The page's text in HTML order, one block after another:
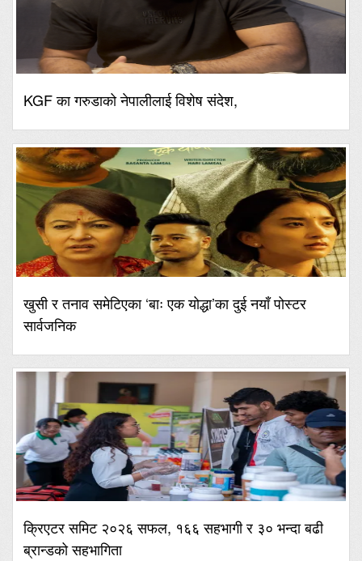
KGF का गरुडाको नेपालीलाई विशेष संदेश,
खुसी र तनाव समेटिएका ‘बाः एक योद्धा’का दुई नयाँ पोस्टर
सार्वजनिक
क्रिएटर समिट २०२६ सफल, १६६ सहभागी र ३० भन्दा बढी
ब्रान्डको सहभागिता